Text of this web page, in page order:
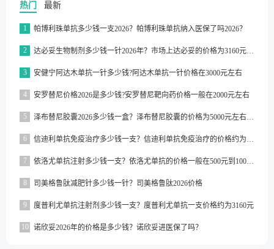
热门 最新
1 帕博利珠单抗多少钱一支2026？帕博利珠单抗纳入医保了吗2026？
2 达必妥生物制剂多少钱一针2026年？市场上达必妥的价格为3160元/支左右
3 安健宁阿达木单抗一针多少钱?阿达木单抗一针价格在3000元左右
4 安罗替尼价格2026是多少钱?安罗替尼靶向药价格一般在2000元左右
5 泽布替尼胶囊2026多少钱一盒？泽布替尼胶囊的价格为5000元左右一盒
6 信迪利单抗免疫治疗多少钱一支？信迪利单抗免疫治疗的价格约为2843元一支
7 依洛尤单抗注射多少钱一支？依洛尤单抗的价格一般在500元到1000元之间一支
8 司美格鲁肽减肥针多少钱一针？司美格鲁肽2026价格
9 度普利尤单抗注射剂多少钱一支？度普利尤单抗一支价格约为3160元
10 诺欣妥2026年的价格是多少钱？诺欣妥进医保了吗？